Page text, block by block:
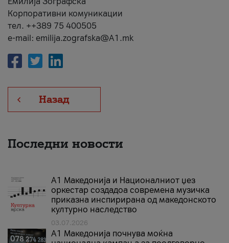
Корпоративни комуникации
тел. ++389 75 400505
e-mail: emilija.zografska@A1.mk
Назад
Последни новости
А1 Македонија и Националниот џез
оркестар создадоа современа музичка
приказна инспирирана од македонското
културно наследство
03.07.2026
A1 Македонија почнува моќна